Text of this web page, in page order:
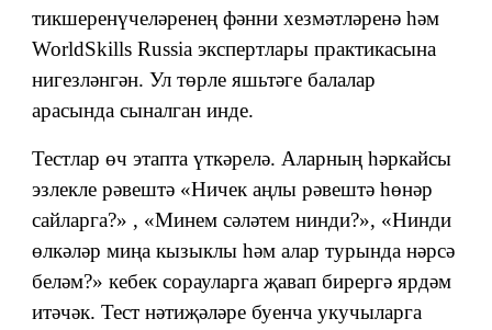
тикшеренүчеләренең фәнни хезмәтләренә һәм
WorldSkills Russia экспертлары практикасына
нигезләнгән. Ул төрле яшьтәге балалар
арасында сыналган инде.
Тестлар өч этапта үткәрелә. Аларның һәркайсы
эзлекле рәвештә «Ничек аңлы рәвештә һөнәр
сайларга?» , «Минем сәләтем нинди?», «Нинди
өлкәләр миңа кызыклы һәм алар турында нәрсә
беләм?» кебек сорауларга җавап бирергә ярдәм
итәчәк. Тест нәтиҗәләре буенча укучыларга